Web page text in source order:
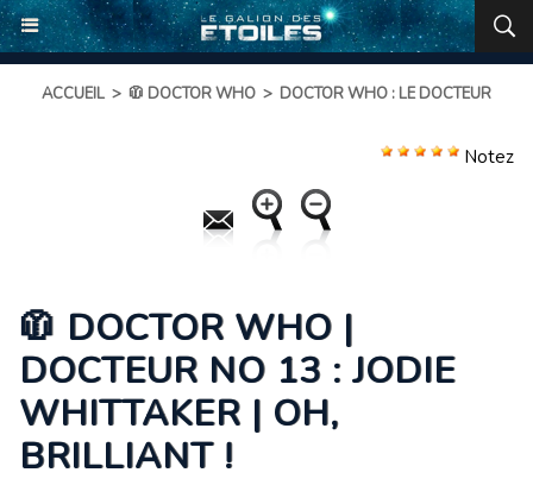
ACCUEIL > 🧥 DOCTOR WHO > DOCTOR WHO : LE DOCTEUR
Notez
🧥 DOCTOR WHO |
DOCTEUR NO 13 : JODIE
WHITTAKER | OH,
BRILLIANT !